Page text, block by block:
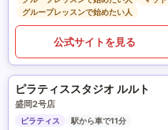
グループレッスンで始めたい人
公式サイトを見る
ピラティススタジオ ルルト
盛岡2号店
ピラティス
駅から車で11分